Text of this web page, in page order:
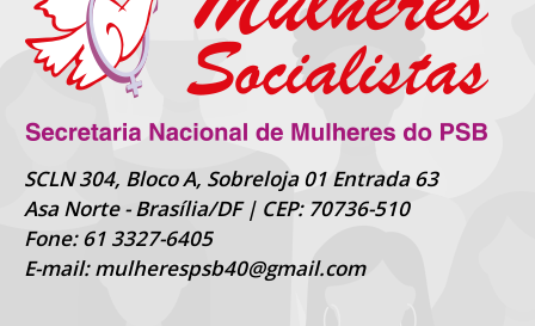
SCLN 304, Bloco A, Sobreloja 01 Entrada 63
Asa Norte - Brasília/DF | CEP: 70736-510
Fone: 61 3327-6405
E-mail: mulherespsb40@gmail.com